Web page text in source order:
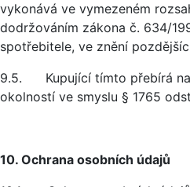
vykonává ve vymezeném
dodržováním zákona č. 634/
spotřebitele, ve znění
9.5. Kupující tímto přebírá na
okolností ve smyslu § 1765
10. Ochrana osobních údajů